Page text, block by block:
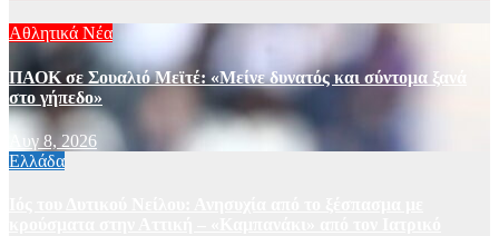
Αθλητικά Νέα
ΠΑΟΚ σε Σουαλιό Μεϊτέ: «Μείνε δυνατός και σύντομα ξανά
στο γήπεδο»
Αυγ 8, 2026
Ελλάδα